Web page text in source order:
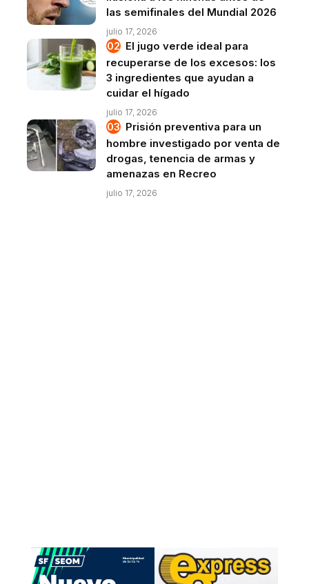
las semifinales del Mundial 2026
julio 17, 2026
El jugo verde ideal para
recuperarse de los excesos: los
3 ingredientes que ayudan a
cuidar el hígado
julio 17, 2026
Prisión preventiva para un
hombre investigado por venta de
drogas, tenencia de armas y
amenazas en Recreo
julio 17, 2026